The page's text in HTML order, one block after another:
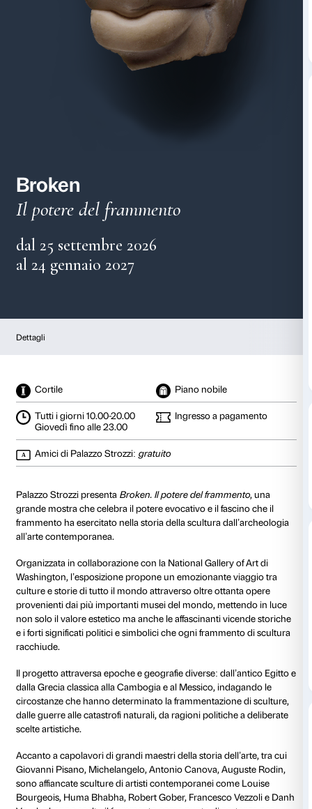
Broken
Il potere del frammento
dal 25 settembre 2026
al 24 gennaio 2027
Cortile Piano nobile
Giovedì fino alle 23.00
Amici di Palazzo Strozzi:gratuito
Palazzo Strozzi presentaBroken. Il potere del
grande mostra che celebra il potere evocativo e il
frammento ha esercitato nella storia della scultura